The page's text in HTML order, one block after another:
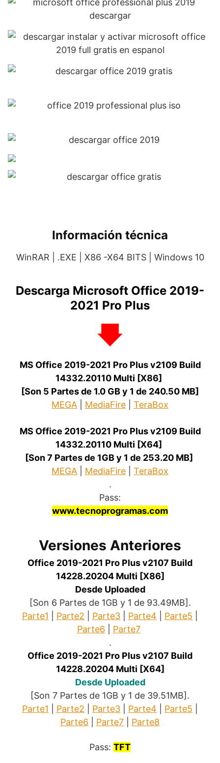
Información técnica
WinRAR | .EXE | X86 -X64 BITS | Windows 10
Descarga Microsoft Office 2019-
2021 Pro Plus
MS Office 2019-2021 Pro Plus v2109 Build
14332.20110 Multi [X86]
[Son 5 Partes de 1.0 GB y 1 de 240.50 MB]
MEGA
MediaFire TeraBox
MS Office 2019-2021 Pro Plus v2109 Build
14332.20110 Multi [X64]
[Son 7 Partes de 1GB y 1 de 253.20 MB]
MEGA
MediaFire
TeraBox
.
Pass:
www.tecnoprogramas.com
Versiones Anteriores
Office 2019-2021 Pro Plus v2107 Build
14228.20204 Multi [X86]
Desde Uploaded
[Son 6 Partes de 1GB y 1 de 93.49MB].
Parte1
Parte2 Parte3 Parte4 Parte5
Parte6
Parte7
.
Office 2019-2021 Pro Plus v2107 Build
14228.20204 Multi [X64]
Desde Uploaded
[Son 7 Partes de 1GB y 1 de 39.51MB].
Parte1
Parte2 Parte3 Parte4 Parte5
Parte6
Parte7 Parte8
Pass: TFT